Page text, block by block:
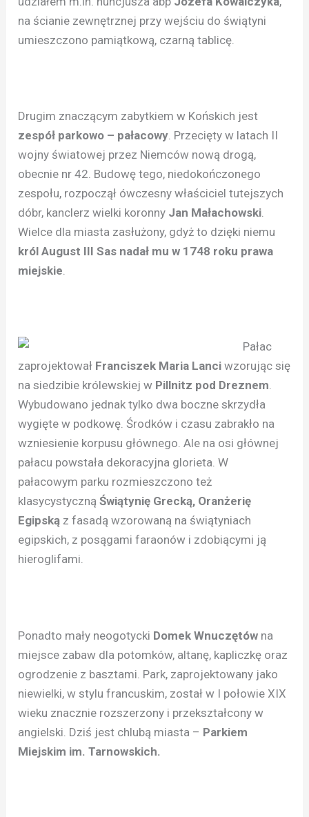
na ścianie zewnętrznej przy wejściu do świątyni
umieszczono pamiątkową, czarną tablicę.
Drugim znaczącym zabytkiem w Końskich jest
zespół parkowo – pałacowy . Przecięty w latach II
wojny światowej przez Niemców nową drogą,
obecnie nr 42. Budowę tego, niedokończonego
zespołu, rozpoczął ówczesny właściciel tutejszych
dóbr, kanclerz wielki koronny Jan Małachowski
Wielce dla miasta zasłużony, gdyż to dzięki niemu
król August III Sas nadał mu w 1748 roku prawa
miejskie
Pałac
zaprojektował Franciszek Maria Lanci wzorując się
na siedzibie królewskiej w Pillnitz pod Dreznem.
Wybudowano jednak tylko dwa boczne skrzydła
wygięte w podkowę. Środków i czasu zabrakło na
wzniesienie korpusu głównego. Ale na osi głównej
pałacu powstała dekoracyjna glorieta. W
pałacowym parku rozmieszczono też
klasycystycznąŚwiątynię Grecką, Oranżerię
Egipską z fasadą wzorowaną na świątyniach
egipskich, z posągami faraonów i zdobiącymi ją
hieroglifami.
Ponadto mały neogotycki Domek Wnuczętów na
miejsce zabaw dla potomków, altanę, kapliczkę oraz
ogrodzenie z basztami. Park, zaprojektowany jako
niewielki, w stylu francuskim, został w I połowie XIX
wieku znacznie rozszerzony i przekształcony w
angielski. Dziś jest chlubą miasta – Parkiem
Miejskim im. Tarnowskich.